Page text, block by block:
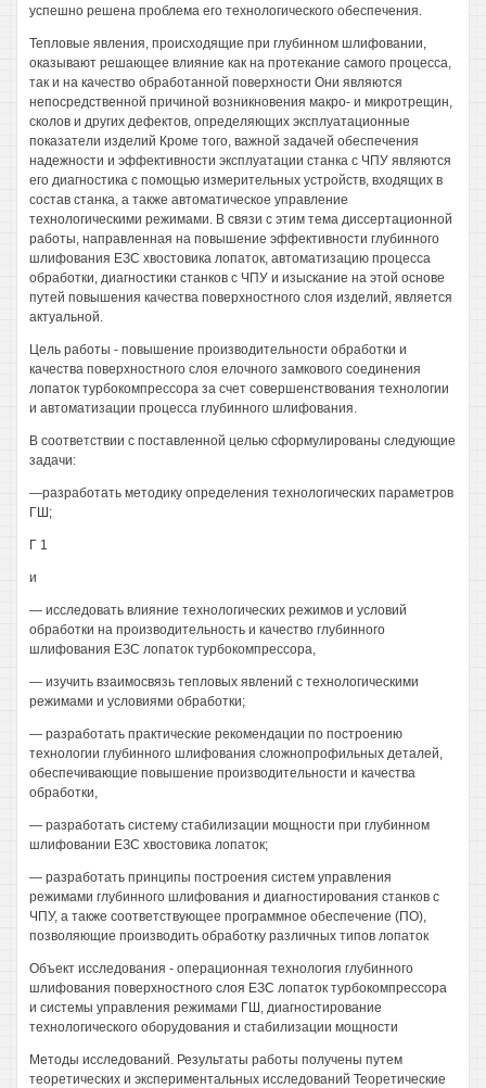
успешно решена проблема его технологического обеспечения.
Тепловые явления, происходящие при глубинном шлифовании,
оказывают решающее влияние как на протекание самого процесса,
так и на качество обработанной поверхности Они являются
непосредственной причиной возникновения макро- и микротрещин,
сколов и других дефектов, определяющих эксплуатационные
показатели изделий Кроме того, важной задачей обеспечения
надежности и эффективности эксплуатации станка с ЧПУ являются
его диагностика с помощью измерительных устройств, входящих в
состав станка, а также автоматическое управление
технологическими режимами. В связи с этим тема диссертационной
работы, направленная на повышение эффективности глубинного
шлифования ЕЗС хвостовика лопаток, автоматизацию процесса
обработки, диагностики станков с ЧПУ и изыскание на этой основе
путей повышения качества поверхностного слоя изделий, является
актуальной.
Цель работы - повышение производительности обработки и
качества поверхностного слоя елочного замкового соединения
лопаток турбокомпрессора за счет совершенствования технологии
и автоматизации процесса глубинного шлифования.
В соответствии с поставленной целью сформулированы следующие
задачи:
—разработать методику определения технологических параметров
ГШ;
Г 1
и
— исследовать влияние технологических режимов и условий
обработки на производительность и качество глубинного
шлифования ЕЗС лопаток турбокомпрессора,
— изучить взаимосвязь тепловых явлений с технологическими
режимами и условиями обработки;
— разработать практические рекомендации по построению
технологии глубинного шлифования сложнопрофильных деталей,
обеспечивающие повышение производительности и качества
обработки,
— разработать систему стабилизации мощности при глубинном
шлифовании ЕЗС хвостовика лопаток;
— разработать принципы построения систем управления
режимами глубинного шлифования и диагностирования станков с
ЧПУ, а также соответствующее программное обеспечение (ПО),
позволяющие производить обработку различных типов лопаток
Объект исследования - операционная технология глубинного
шлифования поверхностного слоя ЕЗС лопаток турбокомпрессора
и системы управления режимами ГШ, диагностирование
технологического оборудования и стабилизации мощности
Методы исследований. Результаты работы получены путем
теоретических и экспериментальных исследований Теоретические